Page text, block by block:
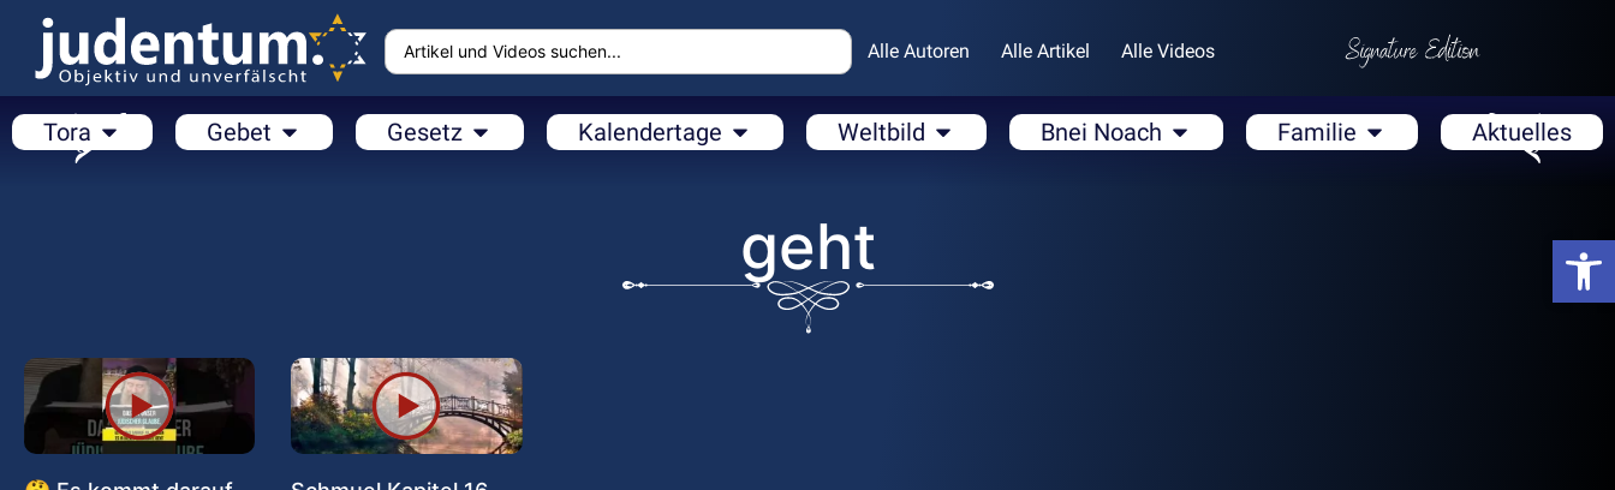
Alle Autoren Alle Artikel Alle Videos
Tora Gebet Gesetz Kalendertage Weltbild Bnei Noach Familie Aktuelles
geht